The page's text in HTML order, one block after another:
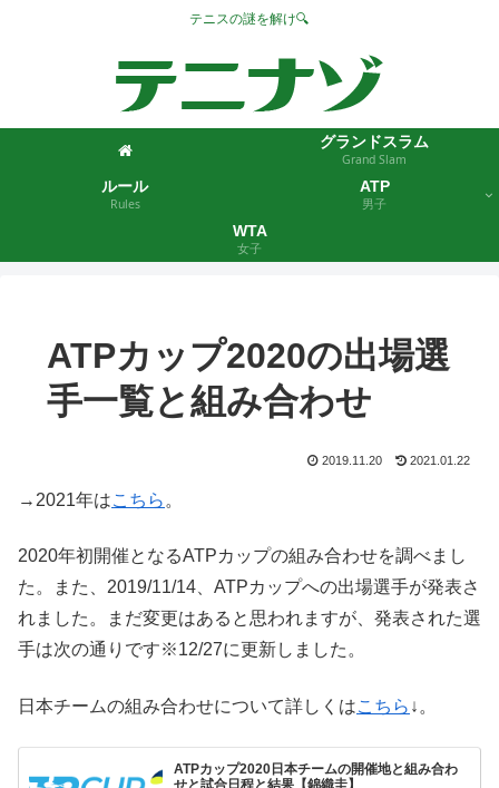
テニスの謎を解け🔍
グランドスラム
Grand Slam
ルール
Rules
ATP
男子
WTA
女子
ATPカップ2020の出場選
手一覧と組み合わせ
2019.11.20 2021.01.22
→2021年はこちら 。
2020年初開催となるATPカップの組み合わせを調べまし
た。また、2019/11/14、ATPカップへの出場選手が発表さ
れました。まだ変更はあると思われますが、発表された選
手は次の通りです※12/27に更新しました。
日本チームの組み合わせについて詳しくはこちら ↓。
ATPカップ2020日本チームの開催地と組み合わ